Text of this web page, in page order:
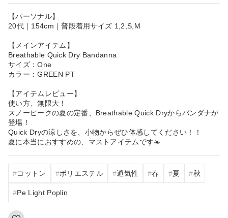
【パーソナル】
20代｜154cm｜普段着用サイズ 1,2,S,M
【メインアイテム】
Breathable Quick Dry Bandanna
サイズ：One
カラー：GREEN PT
【アイテムレビュー】
使い方、無限大！
スノーピークの夏の定番、Breathable Quick Dryからバンダナが
登場！
Quick Dryの涼しさを、小物からぜひ体感してください！！
夏に本当におすすめの、マストアイテムです☀️
コットン ポリエステル 通気性 春 夏 秋
Pe Light Poplin